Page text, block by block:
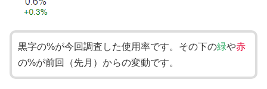
黒字の%が今回調査した使用率です。その下の緑や赤
の%が前回（先月）からの変動です。